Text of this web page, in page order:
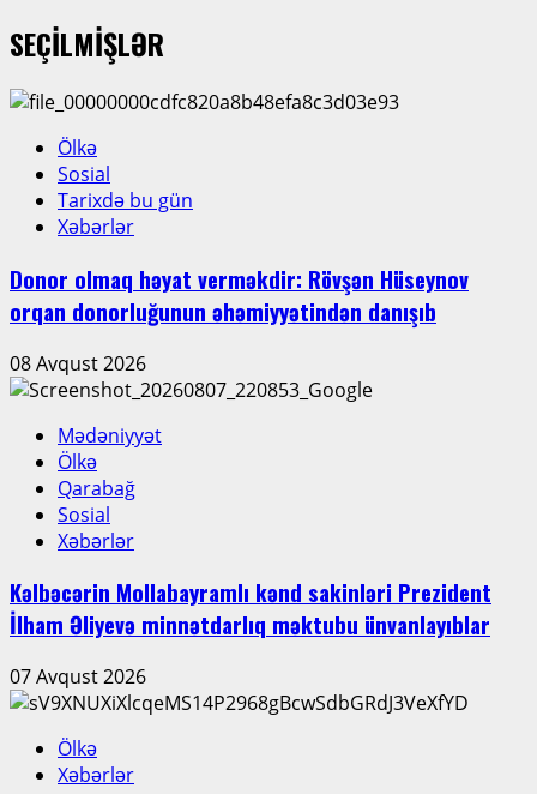
SEÇİLMİŞLƏR
Ölkə
Sosial
Tarixdə bu gün
Xəbərlər
Donor olmaq həyat verməkdir: Rövşən Hüseynov
orqan donorluğunun əhəmiyyətindən danışıb
08 Avqust 2026
Mədəniyyət
Ölkə
Qarabağ
Sosial
Xəbərlər
Kəlbəcərin Mollabayramlı kənd sakinləri Prezident
İlham Əliyevə minnətdarlıq məktubu ünvanlayıblar
07 Avqust 2026
Ölkə
Xəbərlər